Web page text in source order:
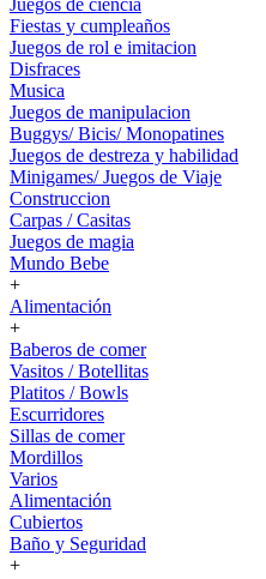
Juegos de ciencia
Fiestas y cumpleaños
Juegos de rol e imitacion
Disfraces
Musica
Juegos de manipulacion
Buggys/ Bicis/ Monopatines
Juegos de destreza y habilidad
Minigames/ Juegos de Viaje
Construccion
Carpas / Casitas
Juegos de magia
Mundo Bebe
+
Alimentación
+
Baberos de comer
Vasitos / Botellitas
Platitos / Bowls
Escurridores
Sillas de comer
Mordillos
Varios
Alimentación
Cubiertos
Baño y Seguridad
+